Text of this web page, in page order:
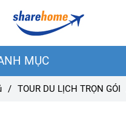
MỤC
/ TOUR DU LỊCH TRỌN GÓI